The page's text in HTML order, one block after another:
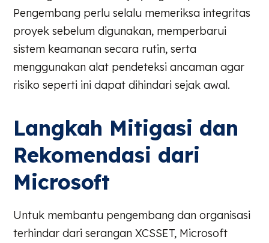
Pengembang perlu selalu memeriksa integritas
proyek sebelum digunakan, memperbarui
sistem keamanan secara rutin, serta
menggunakan alat pendeteksi ancaman agar
risiko seperti ini dapat dihindari sejak awal.
Langkah Mitigasi dan
Rekomendasi dari
Microsoft
Untuk membantu pengembang dan organisasi
terhindar dari serangan XCSSET, Microsoft